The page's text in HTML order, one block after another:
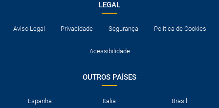
LEGAL
Aviso Legal Privacidade Segurança Política de Cookies
Acessibilidade
OUTROS PAÍSES
Espanha Italia Brasil